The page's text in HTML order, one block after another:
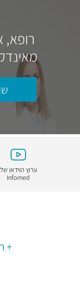
רופא,
ערוץ הוידאו של
Infomed